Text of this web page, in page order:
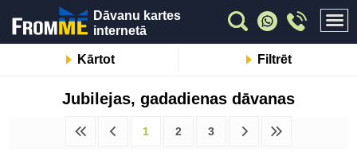
Dāvanu kartes
internetā
Kārtot Filtrēt
Jubilejas, gadadienas dāvanas
1 2 3